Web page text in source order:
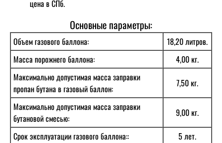
Основные параметры:
Объем газового баллона:
18,20 литров.
Масса порожнего баллона:
4,00 кг.
Максимально допустимая масса заправки
пропан бутана в газовый баллон:
7,50 кг.
Максимально допустимая масса заправки
бутановой смесью:
9,00 кг.
Срок эксплуатации газового баллона::
5 лет.